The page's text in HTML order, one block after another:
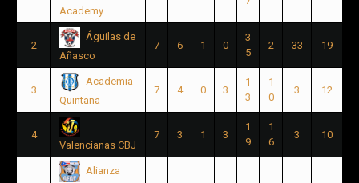
Academy
2
Águilas de
Añasco
7 6 1 0
3
5
2 33 19
3
Academia
Quintana
7 4 0 3
1
3
1
0
3 12
4
Valencianas CBJ
7 3 1 3
1
9
1
6
3 10
Alianza